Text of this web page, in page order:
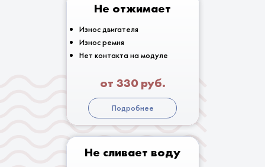
Не отжимает
Износ двигателя
Износ ремня
Нет контакта на модуле
от 330 руб.
Подробнее
Не сливает воду